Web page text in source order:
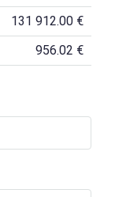
131 912.00 €
956.02 €